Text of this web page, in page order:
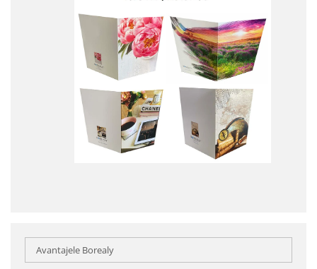
Avantajele Borealy